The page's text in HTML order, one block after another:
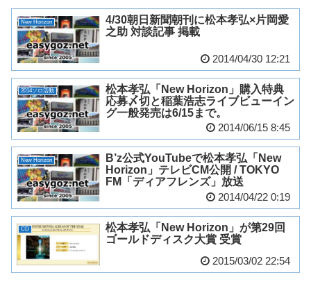
New Horizon
4/30朝日新聞朝刊に松本孝弘×片岡愛
之助 対談記事 掲載
2014/04/30 12:21
2014ソロ活動
松本孝弘「New Horizon」購入特典
応募〆切と稲葉浩志ライブビューイン
グ一般発売は6/15まで。
2014/06/15 8:45
New Horizon
B’z公式YouTubeで松本孝弘「New
Horizon」テレビCM公開 / TOKYO
FM「ディアフレンズ」放送
2014/04/22 0:19
CD
松本孝弘「New Horizon」が第29回
ゴールドディスク大賞 受賞
2015/03/02 22:54